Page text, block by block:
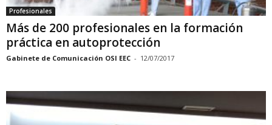
Profesionales
Más de 200 profesionales en la formación
práctica en autoprotección
Gabinete de Comunicación OSI EEC - 12/07/2017